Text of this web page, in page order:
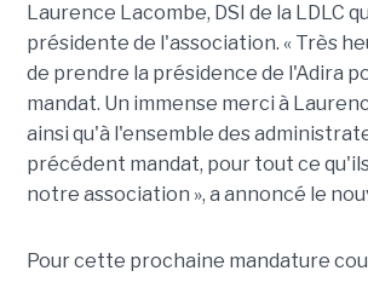
Laurence Lacombe, DSI de la LDLC
présidente de l'association. « Très
de prendre la présidence de l'Adira
mandat. Un immense merci à
ainsi qu'à l'ensemble des
précédent mandat, pour tout ce
notre association », a annoncé le
Pour cette prochaine mandature